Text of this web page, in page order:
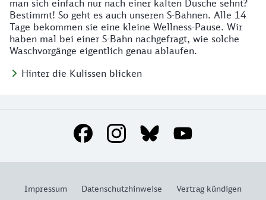
man sich einfach nur nach einer kalten Dusche sehnt?
Bestimmt! So geht es auch unseren S-Bahnen. Alle 14
Tage bekommen sie eine kleine Wellness-Pause. Wir
haben mal bei einer S-Bahn nachgefragt, wie solche
Waschvorgänge eigentlich genau ablaufen.
Hinter die Kulissen blicken
Social Media Links
Impressum Datenschutzhinweise Vertrag kündigen